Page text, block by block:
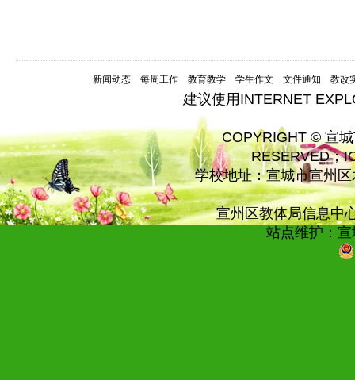
新闻动态 每周工作 教育教学 学生作文 文件通知 教改
建议使用INTERNET
COPYRIGHT © 宣
RESERVED；
学校地址：宣城市宣州
宣州区教体局信息中
站点维护：